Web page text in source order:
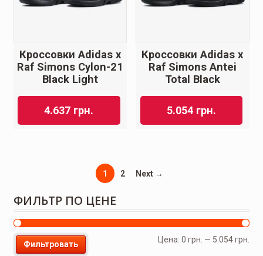
Кроссовки Adidas x
Raf Simons Cylon-21
Black Light
4.637 грн.
Кроссовки Adidas x
Raf Simons Antei
Total Black
5.054 грн.
1 2 Next →
ФИЛЬТР ПО ЦЕНЕ
Фильтровать
Цена:0 грн. — 5.054 грн.